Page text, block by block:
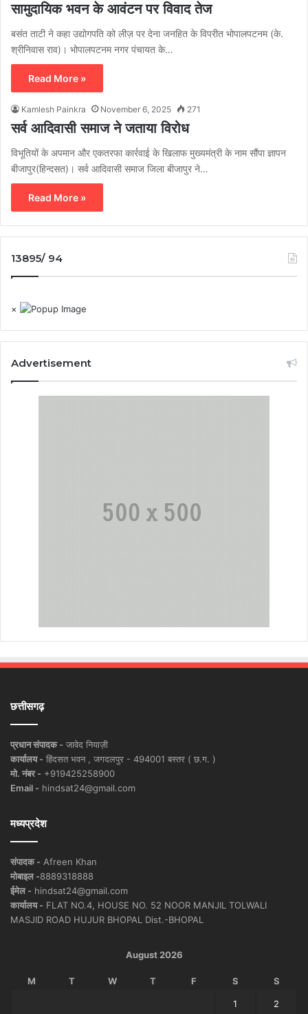
सामुदायिक भवन के आवंटन पर विवाद तेज
बसंत ताटी ने कहा उद्योगपति को लीज़ पर देना जनहित के विपरीत भोपालपटनम (के.
श्रीनिवास राव)। भोपालपटनम नगर पंचायत के…
Read More »
Kamlesh Painkra November 6, 2025 271
सर्व आदिवासी समाज ने जताया विरोध
विभूतियों के अपमान और एकतरफा कार्रवाई के खिलाफ मुख्यमंत्री के नाम सौंपा ज्ञापन
बीजापुर(हिन्दसत)। सर्व आदिवासी समाज जिला बीजापुर ने…
Read More »
13895/ 94
×
Advertisement
छत्तीसगढ़
प्रधान संपादक - जावेद नियाज़ी
कार्यालय - हिंदसत भवन , जगदलपुर - 494001 बस्तर ( छ.ग. )
मो. नंबर - +919425258900
Email - hindsat24@gmail.com
मध्यप्रदेश
संपादक - Afreen Khan
मोबाइल -8889318888
ईमेल - hindsat24@gmail.com
कार्यालय - FLAT NO.4, HOUSE NO. 52 NOOR MANJIL TOLWALI
MASJID ROAD HUJUR BHOPAL Dist.-BHOPAL
August 2026
M T W T F S S
1 2